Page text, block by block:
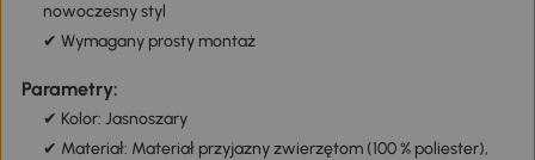
nowoczesny styl
✔ Wymagany prosty montaż
Parametry:
✔ Kolor: Jasnoszary
✔ Materiał: Materiał przyjazny zwierzętom (100 % poliester),